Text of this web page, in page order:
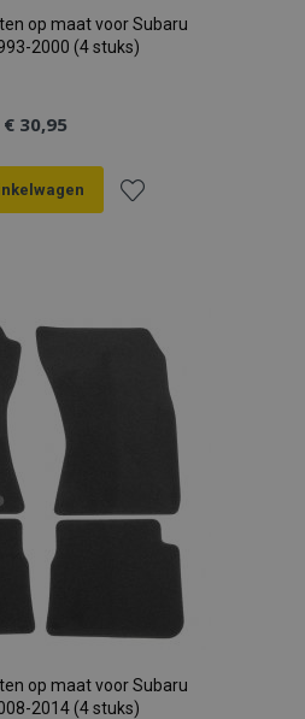
op maat voor Subaru
2000 (4 stuks)
€ 30,95
aan
verlanglijst
op maat voor Subaru
2014 (4 stuks)